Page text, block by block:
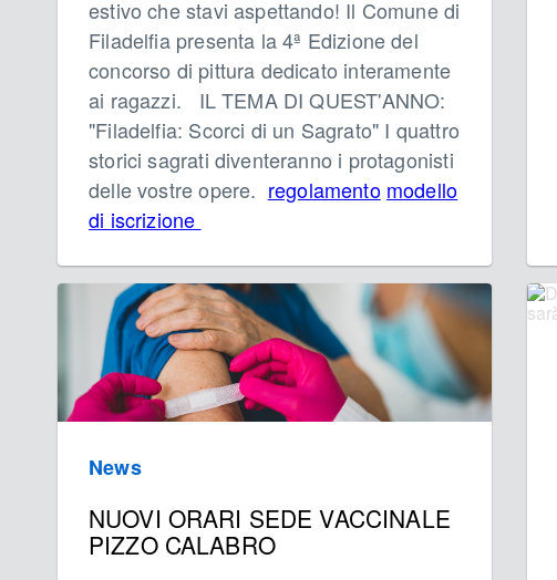
estivo che stavi aspettando! Il Comune di
Filadelfia presenta la 4ª Edizione del
concorso di pittura dedicato interamente
ai ragazzi. IL TEMA DI QUEST'ANNO:
"Filadelfia: Scorci di un Sagrato" I quattro
storici sagrati diventeranno i protagonisti
delle vostre opere. regolamento modello
di iscrizione
News
NUOVI ORARI SEDE VACCINALE
PIZZO CALABRO